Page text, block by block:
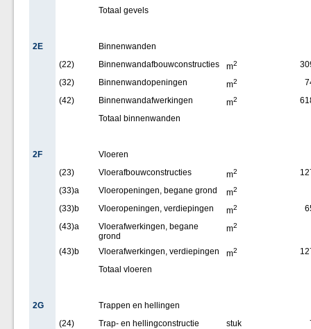
Totaal gevels
2E
Binnenwanden
(22)
Binnenwandafbouwconstructies m2
(32)
Binnenwandopeningen m2
(42)
Binnenwandafwerkingen m2
Totaal binnenwanden
2F
Vloeren
(23)
Vloerafbouwconstructies m2
(33)a
Vloeropeningen, begane grond m2
(33)b Vloeropeningen, verdiepingen m2
(43)a
Vloerafwerkingen, begane
grond
m2
(43)b Vloerafwerkingen, verdiepingen m2
Totaal vloeren
2G
Trappen en hellingen
(24)
Trap- en hellingconstructie stuk